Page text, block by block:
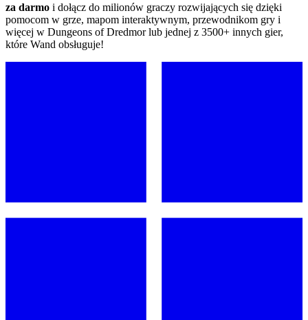
za darmo i dołącz do milionów graczy rozwijających się dzięki
pomocom w grze, mapom interaktywnym, przewodnikom gry i
więcej w Dungeons of Dredmor lub jednej z 3500+ innych gier,
które Wand obsługuje!